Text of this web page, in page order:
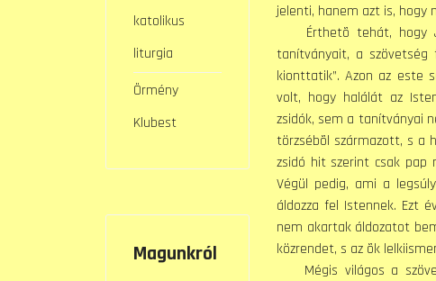
katolikus
liturgia
Örmény
Klubest
Magunkról
jelenti, hanem azt is, hogy
Érthetõ tehát, hogy
tanítványait, a szövetség
kionttatik”. Azon az este
volt, hogy halálát az
zsidók, sem a tanítványai
törzsébõl származott, s a
zsidó hit szerint csak pap
Végül pedig, ami a
áldozza fel Istennek. Ezt
nem akartak áldozatot
közrendet, s az õk
Mégis világos a